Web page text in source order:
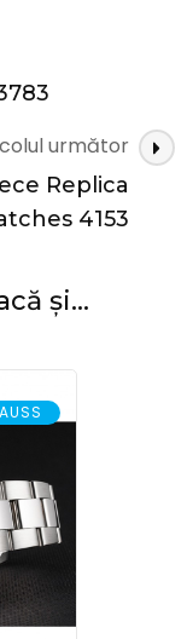
următor
Replica
4153
și...